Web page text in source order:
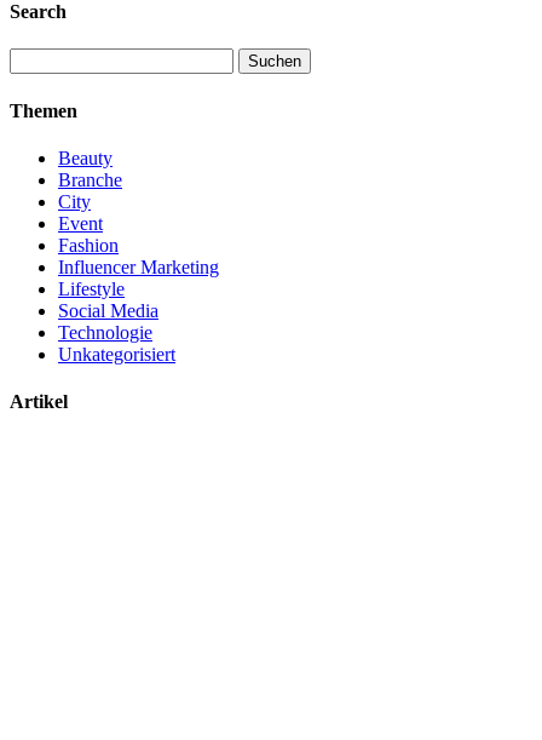
Search
nach:
Themen
Beauty
Branche
City
Event
Fashion
Influencer Marketing
Lifestyle
Social Media
Technologie
Unkategorisiert
Artikel